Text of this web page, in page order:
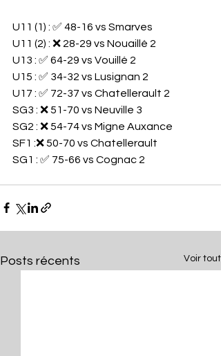
U11 (1) : ✅️ 48-16 vs Smarves
U11 (2) : ❌️ 28-29 vs Nouaillé 2
U13 : ✅️ 64-29 vs Vouillé 2
U15 : ✅️ 34-32 vs Lusignan 2
U17 : ✅️ 72-37 vs Chatellerault 2
SG3 : ❌️ 51-70 vs Neuville 3
SG2 : ❌️ 54-74 vs Migne Auxance
SF1 :❌️ 50-70 vs Chatellerault
SG1 : ✅️ 75-66 vs Cognac 2
Posts récents Voir tout